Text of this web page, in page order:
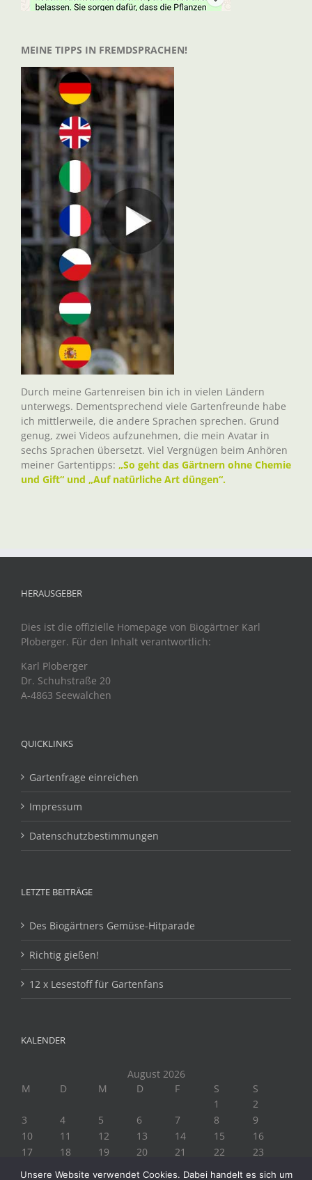
MEINE TIPPS IN FREMDSPRACHEN!
Durch meine Gartenreisen bin ich in vielen Ländern
unterwegs. Dementsprechend viele Gartenfreunde habe
ich mittlerweile, die andere Sprachen sprechen. Grund
genug, zwei Videos aufzunehmen, die mein Avatar in
sechs Sprachen übersetzt. Viel Vergnügen beim Anhören
meiner Gartentipps: „So geht das Gärtnern ohne Chemie
und Gift“ und „Auf natürliche Art düngen“.
HERAUSGEBER
Dies ist die offizielle Homepage von Biogärtner Karl
Ploberger. Für den Inhalt verantwortlich:
Karl Ploberger
Dr. Schuhstraße 20
A-4863 Seewalchen
QUICKLINKS
Gartenfrage einreichen
Impressum
Datenschutzbestimmungen
LETZTE BEITRÄGE
Des Biogärtners Gemüse-Hitparade
Richtig gießen!
12 x Lesestoff für Gartenfans
KALENDER
August 2026
M
D M D F S
S
1
2
3
4 5 6 7 8
9
10
11 12 13 14 15
16
17
18 19 20 21 22
23
Unsere Website verwendet Cookies. Dabei handelt es sich um